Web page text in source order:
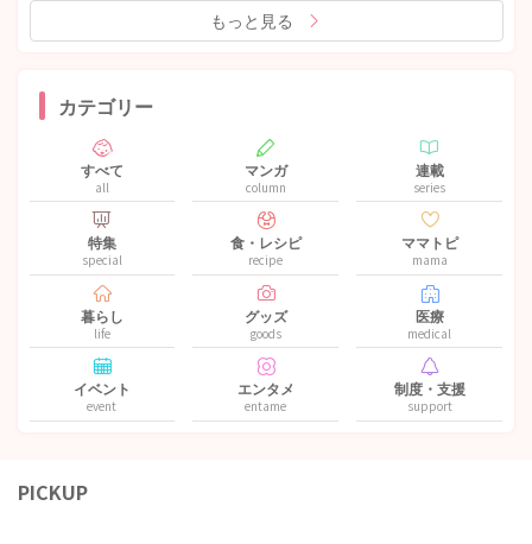
もっと見る
カテゴリー
すべて
all
マンガ
column
連載
series
特集
special
食・レシピ
recipe
ママトピ
mama
暮らし
life
グッズ
goods
医療
medical
イベント
event
エンタメ
entame
制度・支援
support
PICKUP